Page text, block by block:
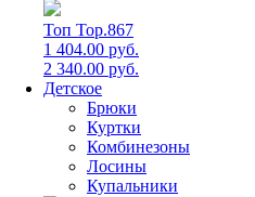
Топ Top.867
1 404.00 руб.
2 340.00 руб.
Детское
Брюки
Куртки
Комбинезоны
Лосины
Купальники